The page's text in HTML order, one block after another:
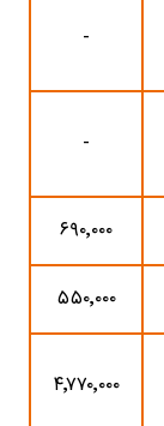
-
-
۶۹۰٬۰۰۰
۵۵۰٬۰۰۰
۴٬۷۷۰٬۰۰۰